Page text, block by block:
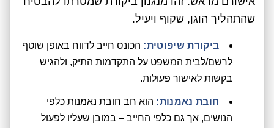
שהתהליך הוגן, שקוף ויעיל.
ביקורת שיפוטית: הכונס חייב לדווח באופן שוטף
לרשם/לבית המשפט על התקדמות התיק, ולהגיש
בקשות לאישור פעולות.
חובת נאמנות: הוא חב חובת נאמנות כלפי
הנושים, אך גם כלפי החייב – במובן שעליו לפעול